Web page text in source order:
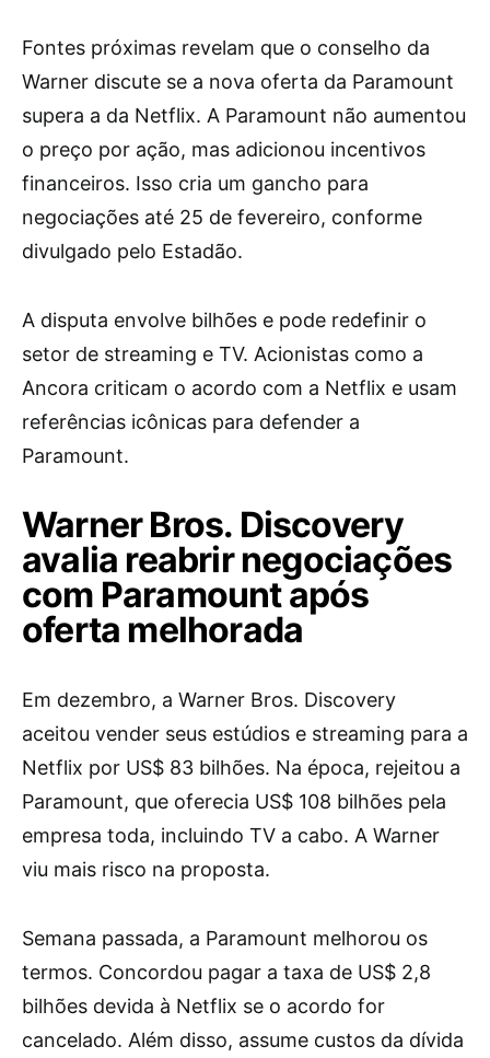
Fontes próximas revelam que o conselho da
Warner discute se a nova oferta da Paramount
supera a da Netflix. A Paramount não aumentou
o preço por ação, mas adicionou incentivos
financeiros. Isso cria um gancho para
negociações até 25 de fevereiro, conforme
divulgado pelo Estadão.
A disputa envolve bilhões e pode redefinir o
setor de streaming e TV. Acionistas como a
Ancora criticam o acordo com a Netflix e usam
referências icônicas para defender a
Paramount.
Warner Bros. Discovery
avalia reabrir negociações
com Paramount após
oferta melhorada
Em dezembro, a Warner Bros. Discovery
aceitou vender seus estúdios e streaming para a
Netflix por US$ 83 bilhões. Na época, rejeitou a
Paramount, que oferecia US$ 108 bilhões pela
empresa toda, incluindo TV a cabo. A Warner
viu mais risco na proposta.
Semana passada, a Paramount melhorou os
termos. Concordou pagar a taxa de US$ 2,8
bilhões devida à Netflix se o acordo for
cancelado. Além disso, assume custos da dívida